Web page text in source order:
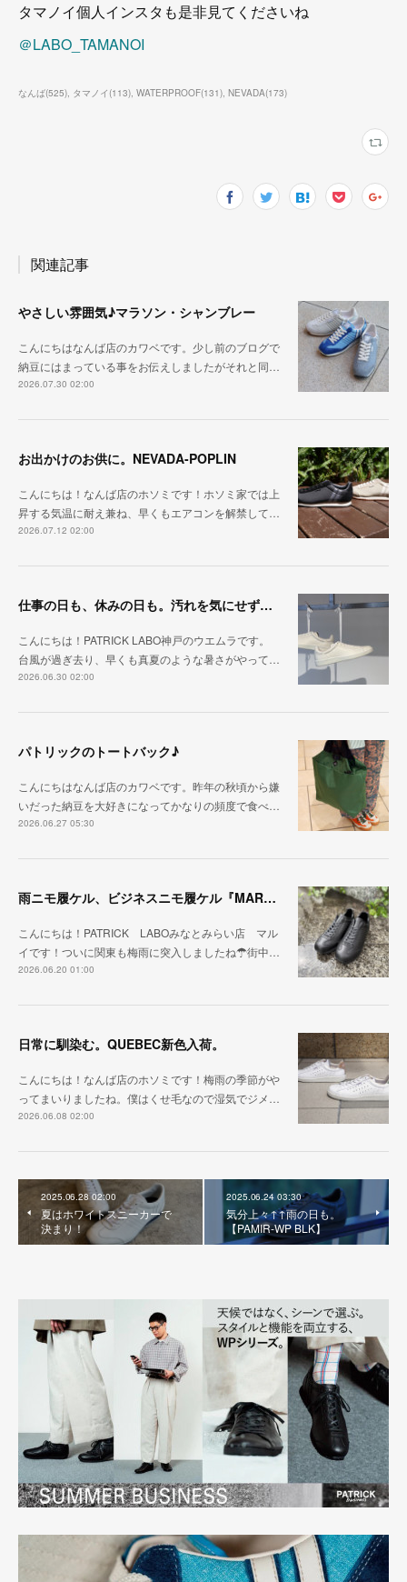
タマノイ個人インスタも是非見てくださいね
＠LABO_TAMANOI
なんば(525) タマノイ(113) WATERPROOF(131) NEVADA(173)
関連記事
やさしい雰囲気♪マラソン・シャンブレー
こんにちはなんば店のカワベです。少し前のブログで
納豆にはまっている事をお伝えしましたがそれと同…
2026.07.30 02:00
お出かけのお供に。NEVADA-POPLIN
こんにちは！なんば店のホソミです！ホソミ家では上
昇する気温に耐え兼ね、早くもエアコンを解禁して…
2026.07.12 02:00
仕事の日も、休みの日も。汚れを気にせず毎日履ける『PUNCH-WP_WHT』
こんにちは！PATRICK LABO神戸のウエムラです。
台風が過ぎ去り、早くも真夏のような暑さがやって…
2026.06.30 02:00
パトリックのトートバック♪
こんにちはなんば店のカワベです。昨年の秋頃から嫌
いだった納豆を大好きになってかなりの頻度で食べ…
2026.06.27 05:30
雨ニモ履ケル、ビジネスニモ履ケル『MARARAIN BLK』
こんにちは！PATRICK LABOみなとみらい店 マル
イです！ついに関東も梅雨に突入しましたね☂街中…
2026.06.20 01:00
日常に馴染む。QUEBEC新色入荷。
こんにちは！なんば店のホソミです！梅雨の季節がや
ってまいりましたね。僕はくせ毛なので湿気でジメ…
2026.06.08 02:00
2025.06.28 02:00
夏はホワイトスニーカーで
決まり！
2025.06.24 03:30
気分上々↑↑雨の日も。
【PAMIR-WP BLK】